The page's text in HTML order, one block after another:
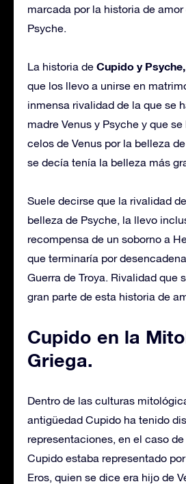
marcada por la historia de
Psyche.
La historia de Cupido y Psyche,
que los llevo a unirse en
inmensa rivalidad de la que se
madre Venus y Psyche y que
celos de Venus por la belleza
se decía tenía la belleza más
Suele decirse que la rivalidad de
belleza de Psyche, la llevo
recompensa de un soborno a
que terminaría por
Guerra de Troya. Rivalidad que
gran parte de esta historia de
Cupido en la
Griega.
Dentro de las culturas
antigüedad Cupido ha tenido
representaciones, en el caso
Cupido estaba representado
Eros, quien se dice era hijo de